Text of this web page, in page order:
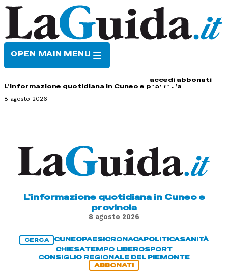
OPEN MAIN MENU
accedi abbonati
L'informazione quotidiana in Cuneo e provincia
8 agosto 2026
L'informazione quotidiana in Cuneo e
provincia
8 agosto 2026
CERCA CUNEOPAESICRONACAPOLITICASANITÀ
CHIESATEMPO LIBEROSPORT
CONSIGLIO REGIONALE DEL PIEMONTE
ABBONATI